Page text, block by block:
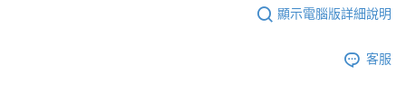
顯示電腦版詳細說明
客服